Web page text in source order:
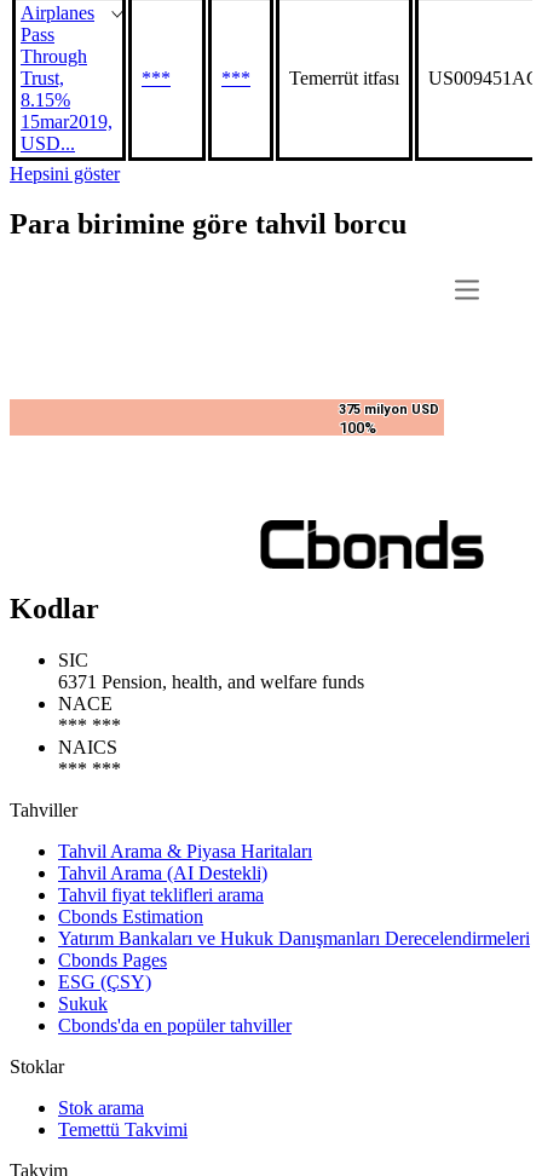
Airplanes
Pass
Through
Trust,
8.15%
15mar2019,
USD...
*** *** Temerrüt itfası
Hepsini göster
Para birimine göre tahvil borcu
375 milyon USD
100%
375 milyon USD
100%
Kodlar
SIC
6371 Pension, health, and welfare funds
NACE
*** ***
NAICS
*** ***
Tahviller
Tahvil Arama & Piyasa Haritaları
Tahvil Arama (AI Destekli)
Tahvil fiyat teklifleri arama
Cbonds Estimation
Yatırım Bankaları ve Hukuk Danışmanları Derecelendirmeleri
Cbonds Pages
ESG (ÇSY)
Sukuk
Cbonds'da en popüler tahviller
Stoklar
Stok arama
Temettü Takvimi
Takvim